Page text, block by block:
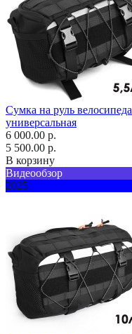
Сумка на руль
универсальная
6 000.00 р.
5 500.00 р.
В корзину
Видеообзор
2025